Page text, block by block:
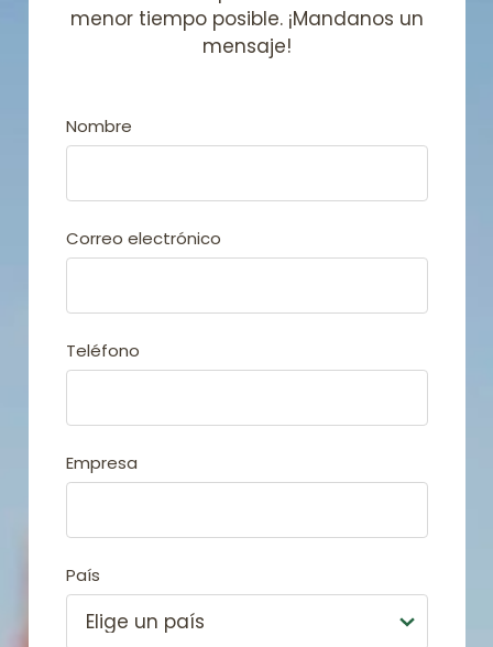
menor tiempo posible. ¡Mandanos un
mensaje!
Nombre
Correo electrónico
Teléfono
Empresa
País